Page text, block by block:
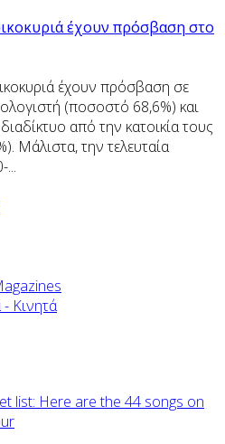
έχουν πρόσβαση στο
έχουν πρόσβαση σε
(ποσοστό 68,6%) και
από την κατοικία τους
Μάλιστα, την τελευταία
...
- Κινητά